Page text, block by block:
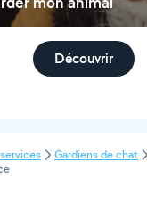
Découvrir
Gardiens de chat